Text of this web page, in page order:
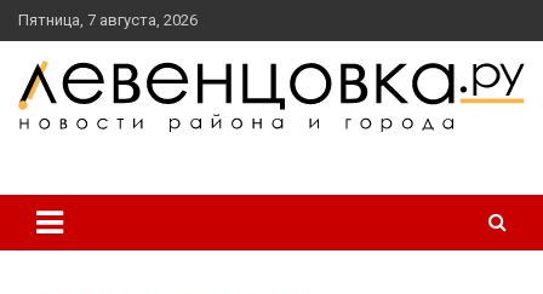
перейти
к
содержанию
Пятница, 7 августа, 2026